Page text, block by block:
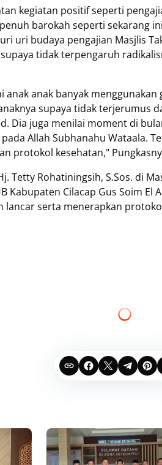
kegiatan positif seperti
barokah seperti sekarang
uri budaya pengajian Masjlis
tidak terpengaruh
anak anak banyak
supaya tidak terjerumus
Dia juga menilai moment di
Allah Subhanahu Wataala.
protokol kesehatan,"
Tetty Rohatiningsih, S.Sos. di
Kabupaten Cilacap Gus Soim El
lancar serta menerapkan